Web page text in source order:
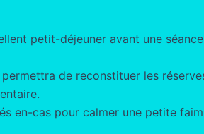
petit-déjeuner avant une
de reconstituer les
en-cas pour calmer une petite